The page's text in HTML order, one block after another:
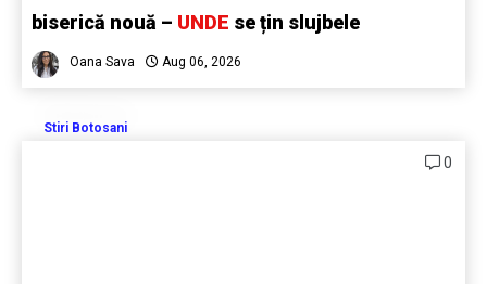
biserică nouă – UNDE se țin slujbele
Oana Sava Aug 06, 2026
Stiri Botosani
0